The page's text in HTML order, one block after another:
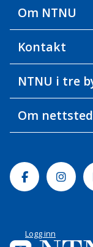
Om NTNU
Kontakt
NTNU i tre
Om
Facebook
Logg inn